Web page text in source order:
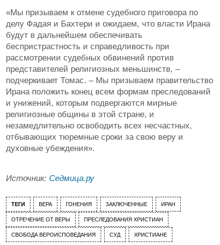
«Мы призываем к отмене судебного приговора по
делу Фадая и Бахтери и ожидаем, что власти Ирана
будут в дальнейшем обеспечивать
беспристрастность и справедливость при
рассмотрении судебных обвинений против
представителей религиозных меньшинств, –
подчеркивает Томас. – Мы призываем правительство
Ирана положить конец всем формам преследований
и унижений, которым подвергаются мирные
религиозные общины в этой стране, и
незамедлительно освободить всех несчастных,
отбывающих тюремные сроки за свою веру и
духовные убеждения».
Источник: Седмица.ру
ТЕГИ ВЕРА ГОНЕНИЯ ЗАКЛЮЧЕННЫЕ ИРАН
ОТРЕЧЕНИЕ ОТ ВЕРЫ ПРЕСЛЕДОВАНИЯ ХРИСТИАН
СВОБОДА ВЕРОИСПОВЕДАНИЯ СУД ХРИСТИАНЕ